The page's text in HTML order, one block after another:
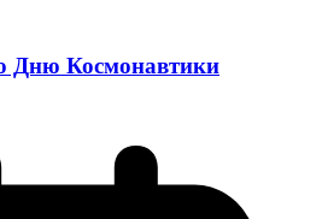
Дню Космонавтики